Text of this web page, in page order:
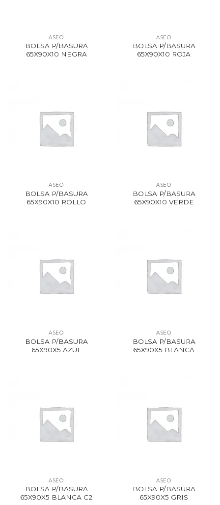
ASEO
BOLSA P/BASURA
65X90X10 NEGRA
ASEO
BOLSA P/BASURA
65X90X10 ROJA
ASEO
BOLSA P/BASURA
65X90X10 ROLLO
ASEO
BOLSA P/BASURA
65X90X10 VERDE
ASEO
BOLSA P/BASURA
65X90X5 AZUL
ASEO
BOLSA P/BASURA
65X90X5 BLANCA
ASEO
BOLSA P/BASURA
65X90X5 BLANCA C2
ASEO
BOLSA P/BASURA
65X90X5 GRIS